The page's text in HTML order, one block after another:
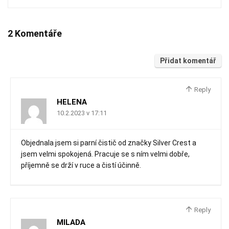
2 Komentáře
Přidat komentář
Reply
HELENA
10.2.2023 v 17:11
Objednala jsem si parní čistič od značky Silver Crest a
jsem velmi spokojená. Pracuje se s ním velmi dobře,
příjemně se drží v ruce a čistí účinně.
Reply
MILADA